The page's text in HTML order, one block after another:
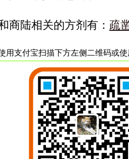
商陆相关的方剂有： 疏
用支付宝扫描下方左侧二维码或